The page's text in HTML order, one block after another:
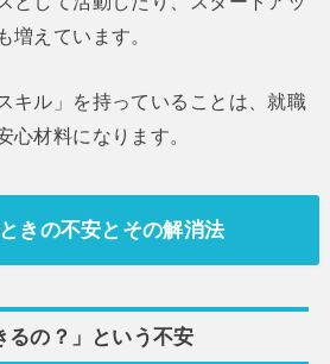
増えています。
キル」を持っていることは、就職
心材料になります。
きの不安とその解消法
るの？」という不安